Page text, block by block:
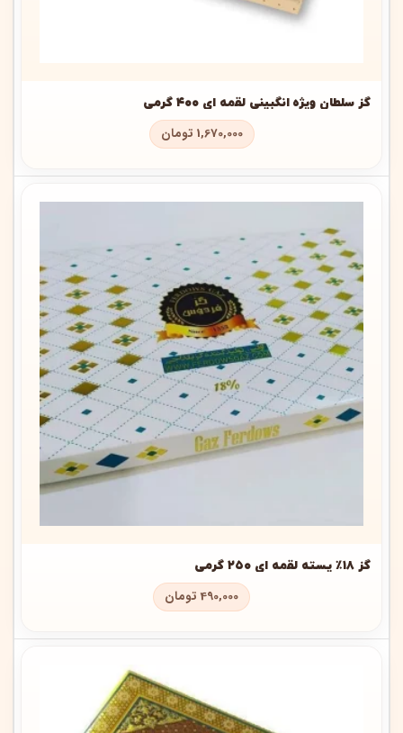
گز سلطان ویژه انگبینی لقمه ای ۴۰۰ گرمی
1,670,000 تومان
گز ۱۸٪ پسته لقمه ای ۲۵۰ گرمی
490,000 تومان